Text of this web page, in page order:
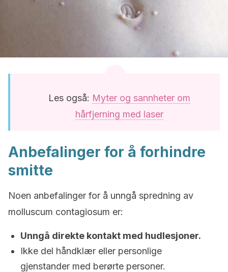
Les også: Myter og sannheter om
hårfjerning med laser
Anbefalinger for å forhindre
smitte
Noen anbefalinger for å unngå spredning av
molluscum contagiosum er:
Unngå direkte kontakt med hudlesjoner.
Ikke del håndklær eller personlige
gjenstander med berørte personer.